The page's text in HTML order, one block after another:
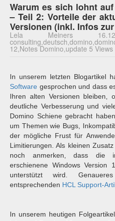
Warum es sich lohnt
– Teil 2: Vorteile der
Versionen (inkl. Infos
Lela Meiners
12,Notes Domino,update 5 Views
In unserem letzten Blogartikel
Software gesprochen und dass
Ihren alten Versionen bleiben,
deutliche Verbesserung und
Domino Schiene gebracht
um Themen wie Bugs,
der mögliche Frust für
Limitierungen. Als kleinen
noch anmerken, dass die
erschienene Windows
unterstützt wird.
entsprechenden HCL Support-
In unserem heutigen